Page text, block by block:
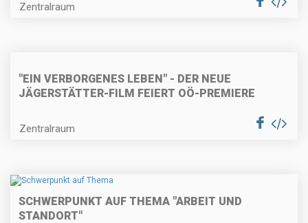
Zentralraum
"EIN VERBORGENES LEBEN" - DER NEUE
JÄGERSTÄTTER-FILM FEIERT OÖ-PREMIERE
Zentralraum
SCHWERPUNKT AUF THEMA "ARBEIT UND
STANDORT"